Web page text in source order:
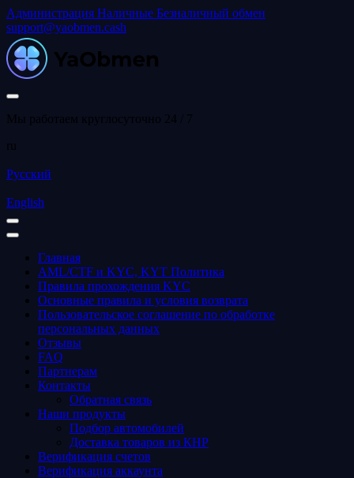
Администрация Наличные Безналичный обмен
support@yaobmen.cash
Мы работаем круглосуточно 24 / 7
ru
Русский
English
Главная
AML/CTF и KYC, KYT Политика
Правила прохождения KYC
Основные правила и условия возврата
Пользовательское соглашение по обработке
персональных данных
Отзывы
FAQ
Партнерам
Контакты
Обратная связь
Наши продукты
Подбор автомобилей
Доставка товаров из КНР
Верификация счетов
Верификация аккаунта